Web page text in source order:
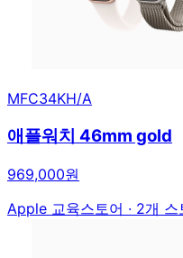
MFC34KH/A
애플워치 46mm gold
969,000원
Apple 교육스토어 · 2개